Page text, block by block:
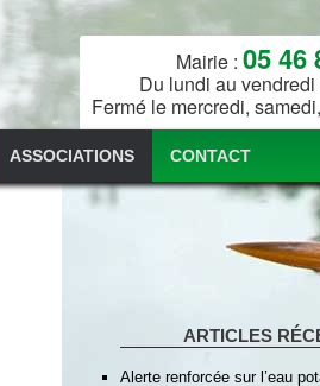
Mairie : 05 46
Du lundi au
Fermé le mercredi,
ASSOCIATIONS CONTACT
ARTICLES
Alerte renforcée sur l’eau